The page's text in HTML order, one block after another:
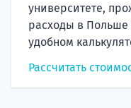
университете,
расходы в Польше
удобном
Рассчитать